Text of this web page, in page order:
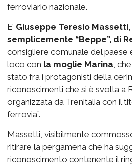
ferroviario nazionale.
E’ Giuseppe Teresio
semplicemente “Beppe”, di
consigliere comunale del
loco con la moglie Marina ,
stato fra i protagonisti della
riconoscimenti che si è svolta a
organizzata da Trenitalia con il
ferrovia”.
Massetti, visibilmente
ritirare la pergamena che ha
riconoscimento contenente il